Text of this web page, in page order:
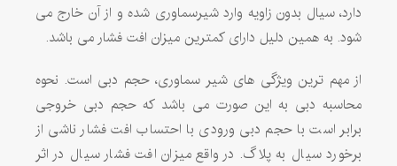
دارد، سیال بدون زاویه وارد شیرسماوری شده و از آن خارج می
شود. به همین دلیل دارای کمترین میزان افت فشار می باشد.
از مهم ترین ویژگی های شیر سماوری، حجم دبی است. نحوه
محاسبه دبی به این صورت می باشد که حجم دبی خروجی
برابر است با حجم دبی ورودی با احتساب افت فشار ناشی از
برخورد سیال به پلاگ. در واقع میزان افت فشار سیال در اثر